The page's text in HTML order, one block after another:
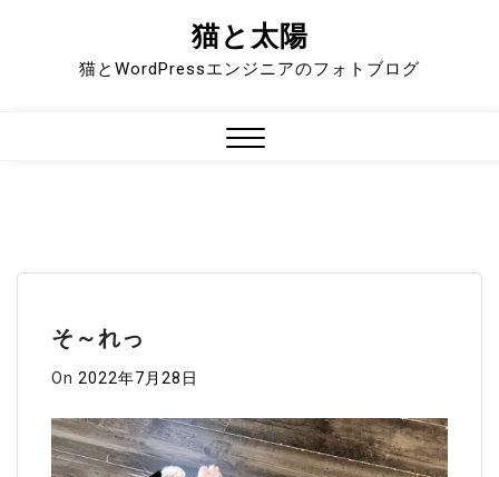
猫と太陽
猫とWordPressエンジニアのフォトブログ
そ～れっ
On 2022年7月28日